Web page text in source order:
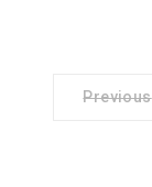
Previous